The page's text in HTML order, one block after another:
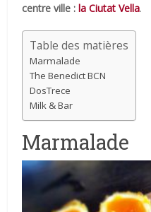
centre ville :la Ciutat Vella.
Table des matières
Marmalade
The Benedict BCN
DosTrece
Milk & Bar
Marmalade